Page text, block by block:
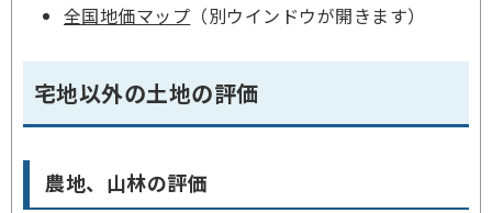
全国地価マップ （別ウインドウが開きます）
宅地以外の土地の評価
農地、山林の評価